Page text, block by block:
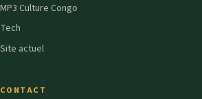
MP3 Culture Congo
Tech
Site actuel
CONTACT